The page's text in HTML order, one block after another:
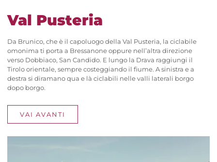
Val Pusteria
Da Brunico, che è il capoluogo della Val Pusteria, la ciclabile
omonima ti porta a Bressanone oppure nell’altra direzione
verso Dobbiaco, San Candido. E lungo la Drava raggiungi il
Tirolo orientale, sempre costeggiando il fiume. A sinistra e a
destra si diramano qua e là ciclabili nelle valli laterali borgo
dopo borgo.
VAI AVANTI